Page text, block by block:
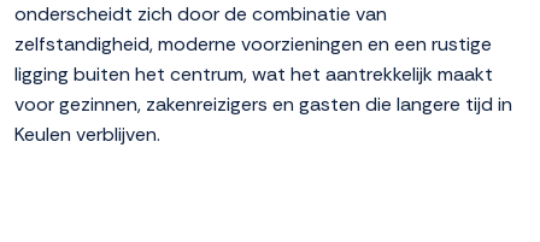
onderscheidt zich door de combinatie van
zelfstandigheid, moderne voorzieningen en een rustige
ligging buiten het centrum, wat het aantrekkelijk maakt
voor gezinnen, zakenreizigers en gasten die langere tijd in
Keulen verblijven.